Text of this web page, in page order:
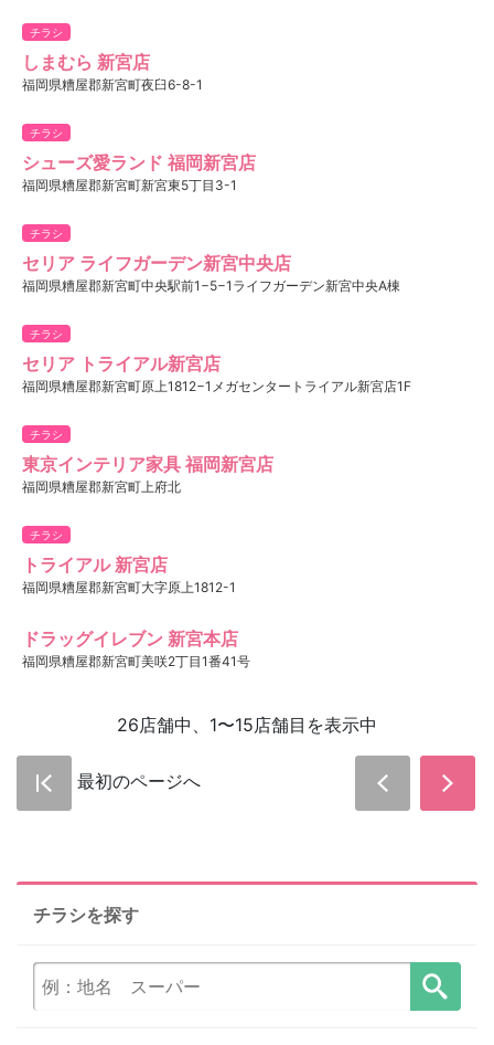
チラシ
しまむら 新宮店
福岡県糟屋郡新宮町夜臼6-8-1
チラシ
シューズ愛ランド 福岡新宮店
福岡県糟屋郡新宮町新宮東5丁目3-1
チラシ
セリア ライフガーデン新宮中央店
福岡県糟屋郡新宮町中央駅前1−5−1ライフガーデン新宮中央A棟
チラシ
セリア トライアル新宮店
福岡県糟屋郡新宮町原上1812−1メガセンタートライアル新宮店1F
チラシ
東京インテリア家具 福岡新宮店
福岡県糟屋郡新宮町上府北
チラシ
トライアル 新宮店
福岡県糟屋郡新宮町大字原上1812-1
ドラッグイレブン 新宮本店
福岡県糟屋郡新宮町美咲2丁目1番41号
26店舗中、1〜15店舗目を表示中
最初のページへ
チラシを探す